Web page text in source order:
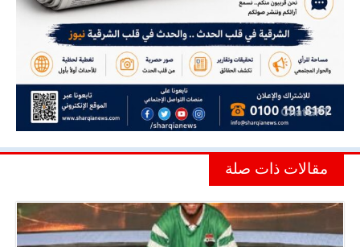
مقالات ذات صلة